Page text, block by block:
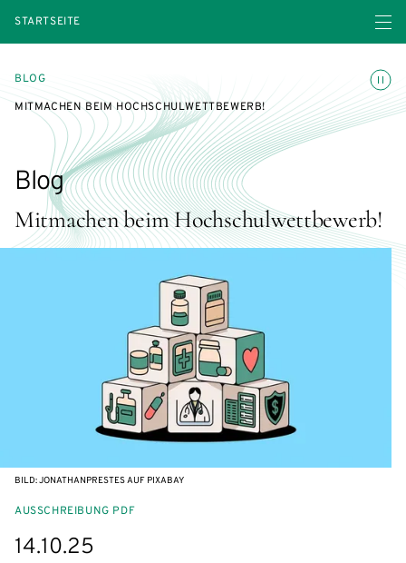
STARTSEITE Menü
BLOG
MITMACHEN BEIM HOCHSCHULWETTBEWERB!
Mitmachen beim Hochschulwettbewerb!
Blog
AUSSCHREIBUNG PDF
BILD: JONATHANPRESTES AUF PIXABAY
14.10.25